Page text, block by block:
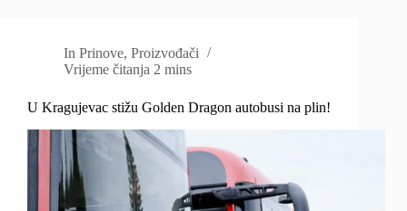
In Prinove,Proizvođači
Vrijeme čitanja 2 mins
U Kragujevac stižu Golden Dragon autobusi na plin!